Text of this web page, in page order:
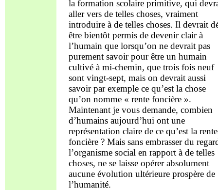
la formation scolaire primitive, qui
aller vers de telles choses, vraiment
introduire à de telles choses. Il devrait
être bientôt permis de devenir clair à
l’humain que lorsqu’on ne devrait pas
purement savoir pour être un humain
cultivé à mi-chemin, que trois fois neuf
sont vingt-sept, mais on devrait aussi
savoir par exemple ce qu’est la chose
qu’on nomme « rente foncière ».
Maintenant je vous demande, combien
d’humains aujourd’hui ont une
représentation claire de ce qu’est la rente
foncière ? Mais sans embrasser du
l’organisme social en rapport à de telles
choses, ne se laisse opérer absolument
aucune évolution ultérieure prospère de
l’humanité.